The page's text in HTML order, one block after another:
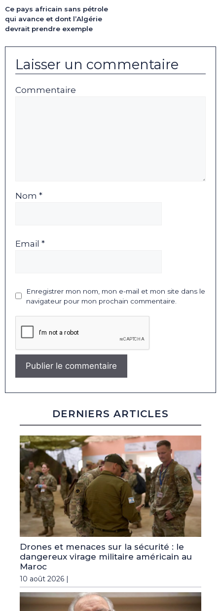
Ce pays africain sans pétrole
qui avance et dont l’Algérie
devrait prendre exemple
Laisser un commentaire
Commentaire
Nom *
Email *
Enregistrer mon nom, mon e-mail et mon site dans le
navigateur pour mon prochain commentaire.
DERNIERS ARTICLES
Drones et menaces sur la sécurité : le
dangereux virage militaire américain au
Maroc
10 août 2026 |